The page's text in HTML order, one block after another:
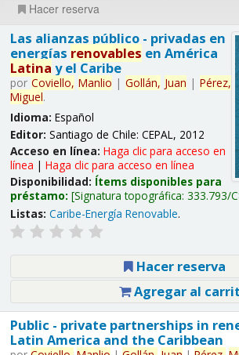
Hacer reserva
Las alianzas público - privadas en
energías renovables en América
Latina y el Caribe
por Coviello, Manlio | Gollán, Juan | Pérez,
Miguel.
Idioma: Español
Editor: Santiago de Chile: CEPAL, 2012
Acceso en línea: Haga clic para acceso en
línea | Haga clic para acceso en línea
Disponibilidad: Ítems disponibles para
préstamo: Signatura topográfica: 333.793/
Listas: Caribe-Energía Renovable.
Hacer reserva
Agregar al
Public - private partnerships in
Latin America and the Caribbean